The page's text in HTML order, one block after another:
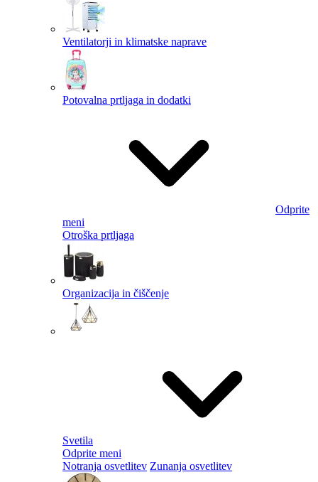
Ventilatorji in klimatske naprave
Potovalna prtljaga in dodatki
Odprite
meni
Otroška prtljaga
Organizacija in čiščenje
Svetila
Odprite meni
Notranja osvetlitev Zunanja osvetlitev